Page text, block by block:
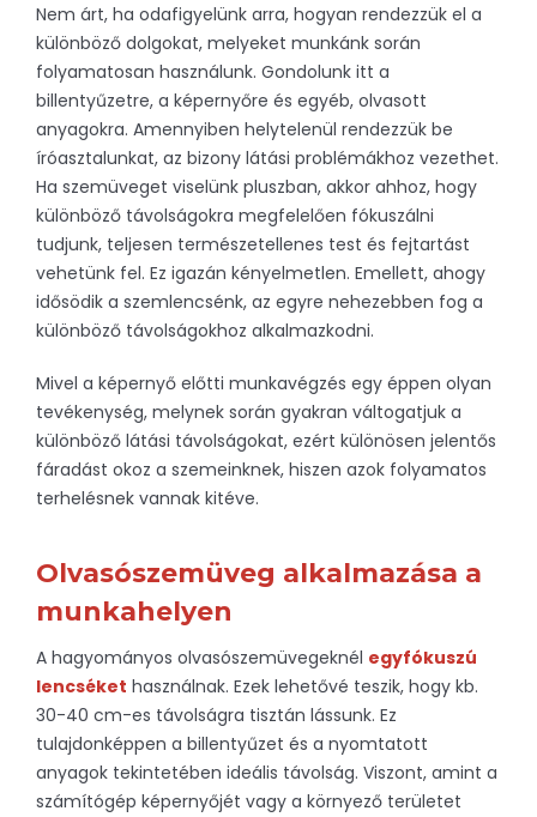
Nem árt, ha odafigyelünk arra, hogyan rendezzük el a
különböző dolgokat, melyeket munkánk során
folyamatosan használunk. Gondolunk itt a
billentyűzetre, a képernyőre és egyéb, olvasott
anyagokra. Amennyiben helytelenül rendezzük be
íróasztalunkat, az bizony látási problémákhoz vezethet.
Ha szemüveget viselünk pluszban, akkor ahhoz, hogy
különböző távolságokra megfelelően fókuszálni
tudjunk, teljesen természetellenes test és fejtartást
vehetünk fel. Ez igazán kényelmetlen. Emellett, ahogy
idősödik a szemlencsénk, az egyre nehezebben fog a
különböző távolságokhoz alkalmazkodni.
Mivel a képernyő előtti munkavégzés egy éppen olyan
tevékenység, melynek során gyakran váltogatjuk a
különböző látási távolságokat, ezért különösen jelentős
fáradást okoz a szemeinknek, hiszen azok folyamatos
terhelésnek vannak kitéve.
Olvasószemüveg alkalmazása a
munkahelyen
A hagyományos olvasószemüvegeknél egyfókuszú
lencséket használnak. Ezek lehetővé teszik, hogy kb.
30-40 cm-es távolságra tisztán lássunk. Ez
tulajdonképpen a billentyűzet és a nyomtatott
anyagok tekintetében ideális távolság. Viszont, amint a
számítógép képernyőjét vagy a környező területet